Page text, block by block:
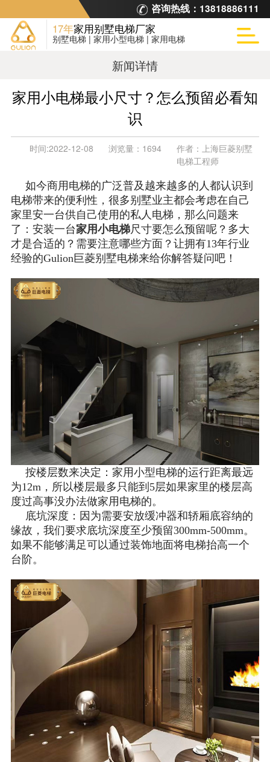
咨询热线： 13818886111
17年家用别墅电梯厂家
别墅电梯 | 家用小型电梯 | 家用电梯
新闻详情
家用小电梯最小尺寸？怎么预留必看知
识
时间:2022-12-08 浏览量： 1694 作者： 上海巨菱别墅
电梯工程师
如今商用电梯的广泛普及越来越多的人都认识到
电梯带来的便利性，很多别墅业主都会考虑在自己
家里安一台供自己使用的私人电梯，那么问题来
了：安装一台家用小电梯尺寸要怎么预留呢？多大
才是合适的？需要注意哪些方面？让拥有13年行业
经验的Gulion巨菱别墅电梯来给你解答疑问吧！
按楼层数来决定：家用小型电梯的运行距离最远
为12m，所以楼层最多只能到5层如果家里的楼层高
度过高事没办法做家用电梯的。
底坑深度：因为需要安放缓冲器和轿厢底容纳的
缘故，我们要求底坑深度至少预留300mm-500mm。
如果不能够满足可以通过装饰地面将电梯抬高一个
台阶。